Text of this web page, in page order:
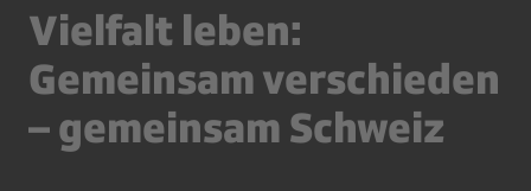
Vielfalt leben:
Gemeinsam verschieden
– gemeinsam Schweiz